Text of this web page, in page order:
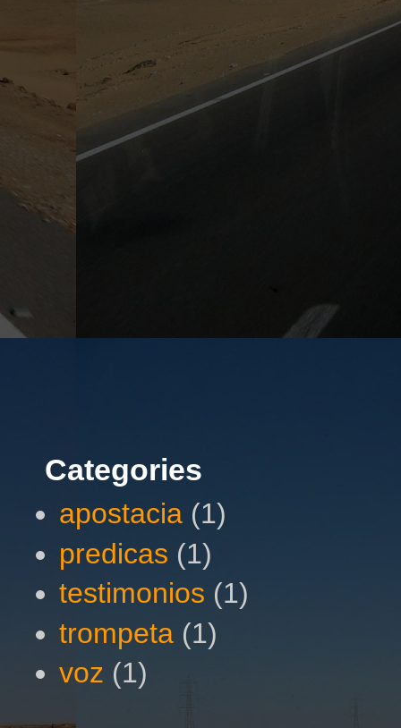
Categories
apostacia (1)
predicas (1)
testimonios (1)
trompeta (1)
voz (1)